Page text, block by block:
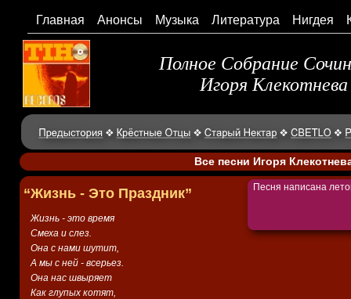
Главная Анонсы Музыка Литература Нигдея
Полное Собрание
Игоря Клекотнева
Все песни Игоря
Песня написана
Жизнь - это время
Смеха и слез.
Она с нами шутит,
А мы с ней - всерьез.
Она нас швыряет
Как глупых котят,
“Жизнь - Это Праздник”